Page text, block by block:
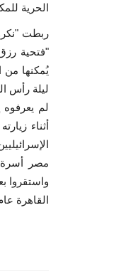
الحرية
ربطت
"فتحية
لم يعرفوه
أثناء
واستقروا
القاهرة عام